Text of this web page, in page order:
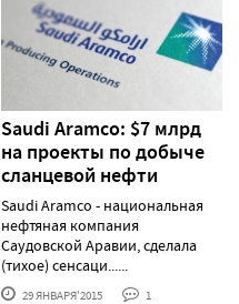
Saudi Aramco: $7 млрд
на проекты по добыче
сланцевой нефти
Saudi Aramco - национальная
нефтяная компания
Саудовской Аравии, сделала
(тихое) сенсаци......
29 ЯНВАРЯ'2015 1